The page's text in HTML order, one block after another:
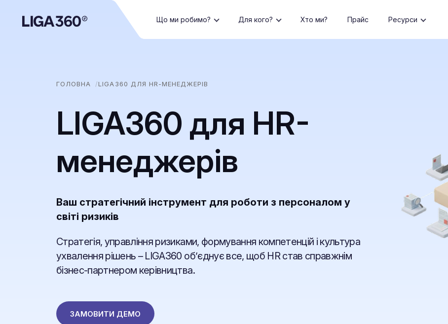
Що ми робимо? Для кого? Хто ми? Прайс Ресурси
ГОЛОВНА LIGA360 ДЛЯ HR-МЕНЕДЖЕРІВ
LIGA360 для HR-
менеджерів
Ваш стратегічний інструмент для роботи з персоналом у
світі ризиків
Стратегія, управління ризиками, формування компетенцій і культура
ухвалення рішень – LIGA360 обʼєднує все, щоб HR став справжнім
бізнес-партнером керівництва.
ЗАМОВИТИ ДЕМО